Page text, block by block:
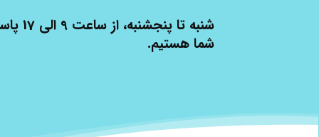
شنبه تا
شما هستیم.